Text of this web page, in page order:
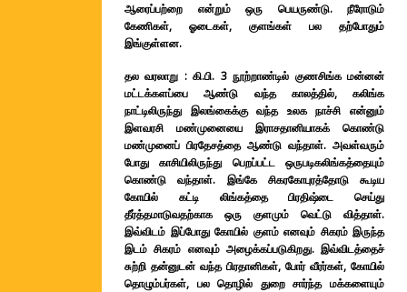
ஆரைப்பற்றை என்றும் ஒரு பெயருண்டு. நீரோடும்
கேணிகள், ஓடைகள், குளங்கள் பல தற்போதும்
இங்குள்ளன.
தல வரலாறு :கி.பி. 3 நூற்றாண்டில் குணசிங்க மன்னன்
மட்டக்களப்பை ஆண்டு வந்த காலத்தில், கலிங்க
நாட்டிலிருந்து இலங்கைக்கு வந்த உலக நாச்சி என்னும்
இளவரசி மண்முனையை இராசதானியாகக் கொண்டு
மண்முனைப் பிரதேசத்தை ஆண்டு வந்தாள். அவள்வரும்
போது காசியிலிருந்து பெறப்பட்ட ஒருபடிகலிங்கத்தையும்
கொண்டு வந்தாள். இங்கே சிகரகோபுரத்தோடு கூடிய
கோயில் கட்டி லிங்கத்தை பிரதிஷ்டை செய்து
தீர்த்தமாடுவதற்காக ஒரு குளமும் வெட்டு வித்தாள்.
இவ்விடம் இப்போது கோயில் குளம் எனவும் சிகரம் இருந்த
இடம் சிகரம் எனவும் அழைக்கப்படுகிறது. இவ்விடத்தைச்
சுற்றி தன்னுடன் வந்த பிரதானிகள், போர் வீரர்கள், கோயில்
தொழும்பர்கள், பல தொழில் துறை சார்ந்த மக்களையும்